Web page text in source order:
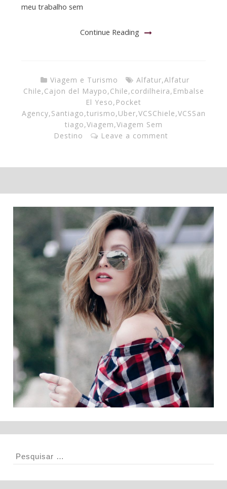
meu trabalho sem
Continue Reading
Viagem e Turismo Alfatur,Alfatur
Chile,Cajon del Maypo,Chile,cordilheira, Embalse
El Yeso, Pocket
Agency,Santiago,turismo,Uber,VCSChiele,VCSSan
tiago,Viagem,Viagem Sem
Destino
Leave a comment